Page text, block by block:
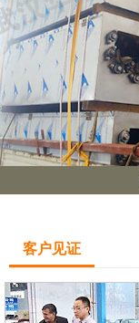
客户见证